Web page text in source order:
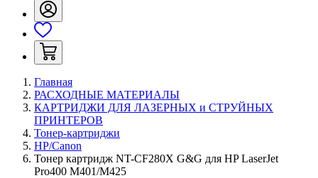
Главная
РАСХОДНЫЕ МАТЕРИАЛЫ
КАРТРИДЖИ ДЛЯ ЛАЗЕРНЫХ и СТРУЙНЫХ
ПРИНТЕРОВ
Тонер-картриджи
HP/Canon
Тонер картридж NT-CF280X G&G для HP LaserJet
Pro400 M401/M425